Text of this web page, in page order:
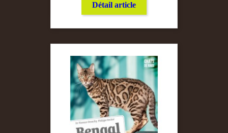
Détail article